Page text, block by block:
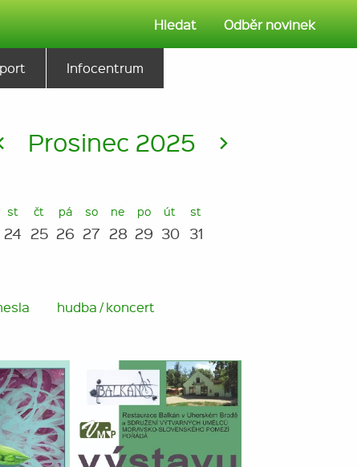
Hledat Odběr novinek
Infocentrum
Prosinec 2025 >
st
24
čt
25
pá
26
so
27
ne
28
po
29
út
30
st
31
hudba / koncert